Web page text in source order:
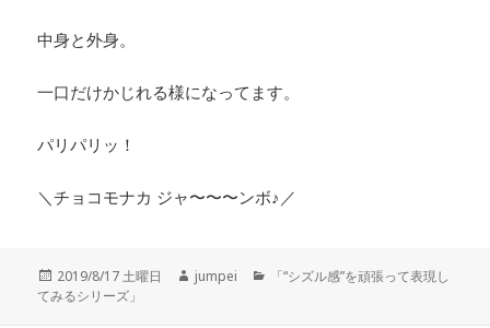
中身と外身。
一口だけかじれる様になってます。
パリパリッ！
＼チョコモナカ ジャ〜〜〜ンボ♪／
投
稿
2019/8/17 土曜日
作
jumpei
カ
「“シズル感”を頑張って表現し
てみるシリーズ」